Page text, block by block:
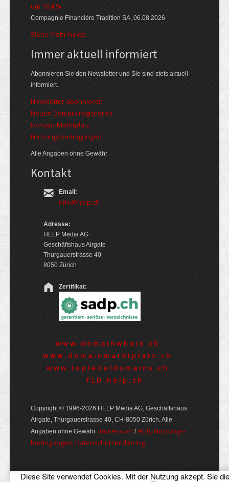
um 10,4 %
Compagnie Financière Tradition SA, 06.08.2026
Siehe mehr News
Immer aktuell informiert
Abonnieren Sie den Newsletter und Sie sind stets aktuell
informiert.
Newsletter abonnieren
Neuen Domain registieren
Domain-Marktplatz
Nutzungsbedingungen
Alle Angaben ohne Gewähr
Kontakt
Email:
info@help.ch
Adresse:
HELP Media AG
Geschäftshaus Airgate
Thurgauerstrasse 40
8050 Zürich
Zertifikat:
www.domainwhois.ch
www.domainmarktplatz.ch
www.topleveldomains.ch
TLD.help.ch
Copyright © 1996-2026 HELP Media AG, Geschäftshaus
Airgate, Thurgauer­strasse 40, CH-8050 Zürich. Alle
Angaben ohne Gewähr. Im­pres­sum /AGB, Nut­zungs­
bedin­gungen, Daten­schutz­er­klärung
Diese Site verwendet Cookies. Mit der Nutzung akzept. Sie die